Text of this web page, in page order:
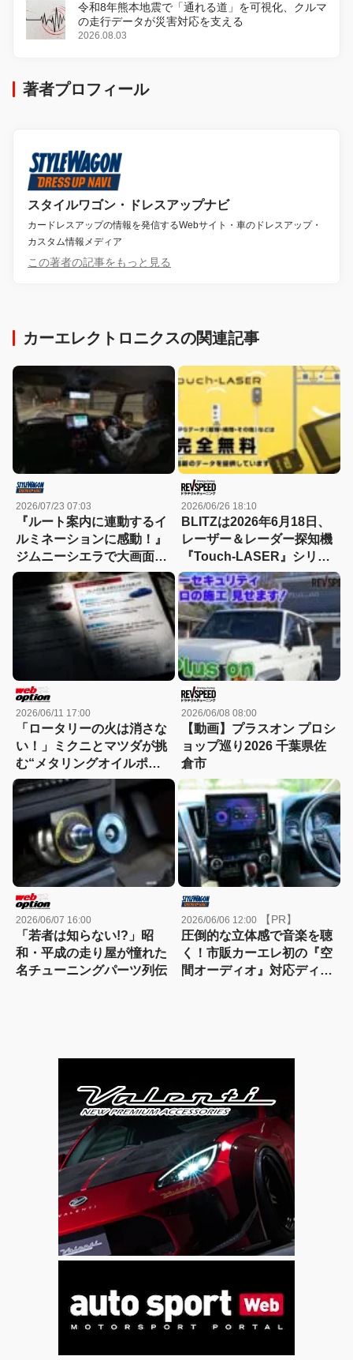
令和8年熊本地震で「通れる道」を可視化、クルマ
の走行データが災害対応を支える
2026.08.03
著者プロフィール
スタイルワゴン・ドレスアップナビ
カードレスアップの情報を発信するWebサイト・車のドレスアップ・
カスタム情報メディア
この著者の記事をもっと見る
カーエレクトロニクスの関連記事
2026/07/23 07:03
『ルート案内に連動するイ
ルミネーションに感動！』
ジムニーシエラで大画面デ
ィスプレイオーディオの実
力をチェック！
2026/06/26 18:10
BLITZは2026年6月18日、
レーザー＆レーダー探知機
『Touch-LASER』シリー
ズ全機種に対応の最新2026
年6月版GPSデータを無料
配信開始
2026/06/11 17:00
「ロータリーの火は消さな
い！」ミクニとマツダが挑
む“メタリングオイルポン
プ復活計画”の全貌
2026/06/08 08:00
【動画】プラスオン プロシ
ョップ巡り2026 千葉県佐
倉市
2026/06/07 16:00
「若者は知らない!?」昭
和・平成の走り屋が憧れた
名チューニングパーツ列伝
2026/06/06 12:00 【PR】
圧倒的な立体感で音楽を聴
く！市販カーエレ初の『空
間オーディオ』対応ディス